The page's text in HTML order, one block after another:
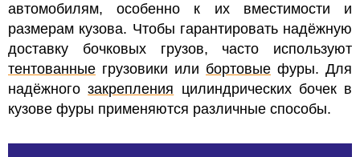
автомобилям, особенно к их вместимости и
размерам кузова. Чтобы гарантировать надёжную
доставку бочковых грузов, часто используют
тентованные грузовики или бортовые фуры. Для
надёжногозакрепления цилиндрических бочек в
кузове фуры применяются различные способы.